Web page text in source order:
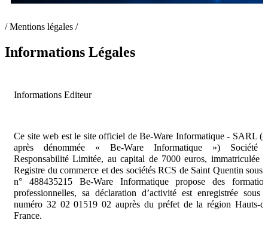
/ Mentions légales /
Informations Légales
Informations Editeur
Ce site web est le site officiel de Be-Ware Informatique - SARL
après dénommée « Be-Ware Informatique ») Société
Responsabilité Limitée, au capital de 7000 euros, immatriculée
Registre du commerce et des sociétés RCS de Saint Quentin sous
n° 488435215 Be-Ware Informatique propose des
professionnelles, sa déclaration d’activité est enregistrée sous
numéro 32 02 01519 02 auprès du préfet de la région Hauts-
France.